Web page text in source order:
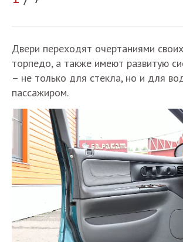
Двери переходят очертаниями
торпедо, а также имеют развитую
– не только для стекла, но и для
пассажиром.